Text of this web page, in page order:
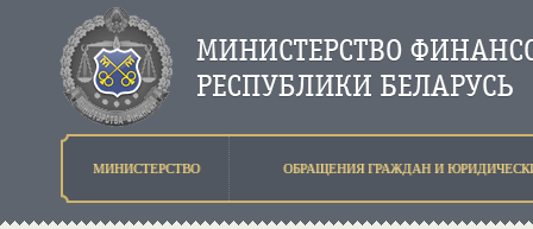
МИНИСТЕРСТВО ОБРАЩЕНИЯ ГРАЖДАН И